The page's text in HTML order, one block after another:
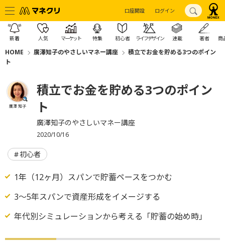
口座開設 ログイン
新着 人気 マーケット 特集 初心者 ライフデザイン 連載 著者 商
HOME 廣澤知子のやさしいマネー講座
積立でお金を貯める3つのポイン
ト
廣澤 知子
積立でお金を貯める3つのポイン
ト
廣澤知子のやさしいマネー講座
2020/10/16
初心者
1年（12ヶ月）スパンで貯蓄ペースをつかむ
3～5年スパンで資産形成をイメージする
年代別シミュレーションから考える「貯蓄の始め時」